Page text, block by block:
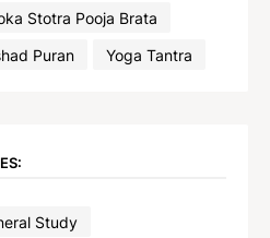
Stotra Pooja Brata
Puran Yoga Tantra
Study